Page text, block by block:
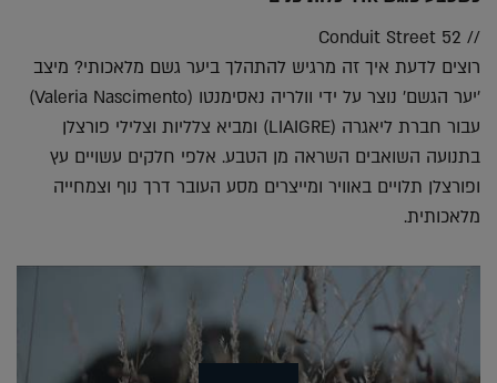
// 52 Conduit Street
רוצים לדעת איך זה מרגיש להתהלך ביער גשם מלאכותי? מיצב
'יער הגשם' נוצר על ידי וולריה נאסימנטו (Valeria Nascimento)
עבור חברת ליאגרה (LIAIGRE) ומביא צלליות וצלילי פורצלן
בתנועה השואבים השראה מן הטבע. אלפי חלקים עשויים עץ
ופורצלן תלויים באוויר ומייצרים מסע העובר דרך נוף וצמחייה
מלאכותית.